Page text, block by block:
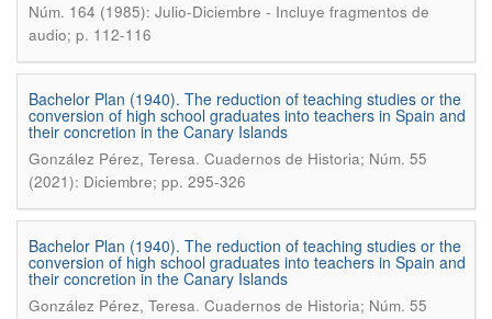
Núm. 164 (1985): Julio-Diciembre - Incluye fragmentos de
audio; p. 112-116
Bachelor Plan (1940). The reduction of teaching studies or the
conversion of high school graduates into teachers in Spain and
their concretion in the Canary Islands
González Pérez, Teresa. Cuadernos de Historia; Núm. 55
(2021): Diciembre; pp. 295-326
Bachelor Plan (1940). The reduction of teaching studies or the
conversion of high school graduates into teachers in Spain and
their concretion in the Canary Islands
González Pérez, Teresa. Cuadernos de Historia; Núm. 55